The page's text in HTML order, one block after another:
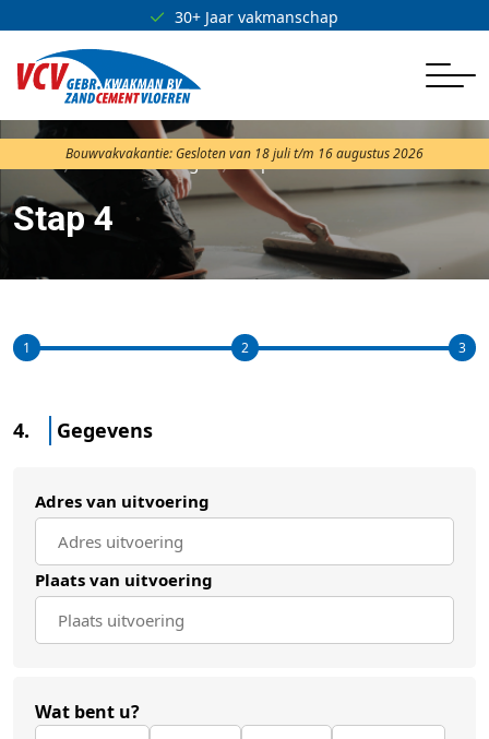
30+ Jaar vakmanschap
Bouwvakvakantie: Gesloten van 18 juli t/m 16 augustus 2026
Offerte aanvragen Stap 4
Stap 4
1 2 3
4. Gegevens
Adres van uitvoering
Plaats van uitvoering
Wat bent u?